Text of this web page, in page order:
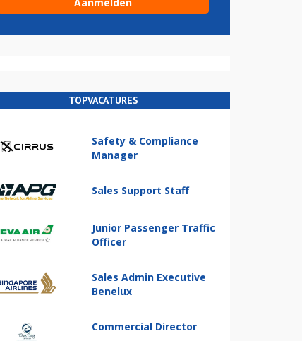
TOPVACATURES
Safety & Compliance
Manager
Sales Support Staff
Junior Passenger Traffic
Officer
Sales Admin Executive
Benelux
Commercial Director